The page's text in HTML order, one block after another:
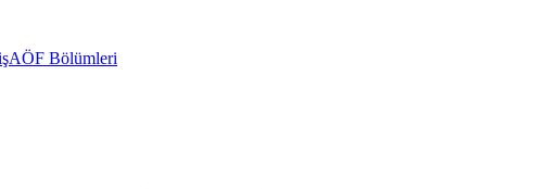
AÖF Bölümleri